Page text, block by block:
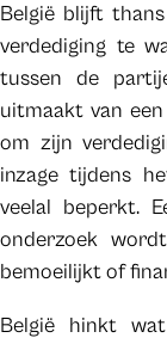
België blijft
verdediging te
tussen de
uitmaakt van
om zijn
inzage tijdens
veelal beperkt.
onderzoek
bemoeilijkt of
België hinkt